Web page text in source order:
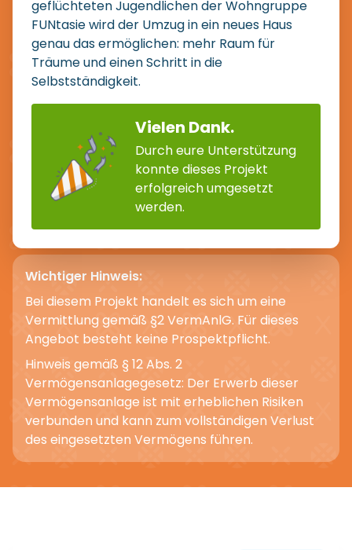
geflüchteten Jugendlichen der Wohngruppe
FUNtasie wird der Umzug in ein neues Haus
genau das ermöglichen: mehr Raum für
Träume und einen Schritt in die
Selbstständigkeit.
Vielen Dank.
Durch eure Unterstützung
konnte dieses Projekt
erfolgreich umgesetzt
werden.
Wichtiger Hinweis:
Bei diesem Projekt handelt es sich um eine
Vermittlung gemäß §2 VermAnlG. Für dieses
Angebot besteht keine Prospektpflicht.
Hinweis gemäß § 12 Abs. 2
Vermögensanlagegesetz: Der Erwerb dieser
Vermögensanlage ist mit erheblichen Risiken
verbunden und kann zum vollständigen Verlust
des eingesetzten Vermögens führen.